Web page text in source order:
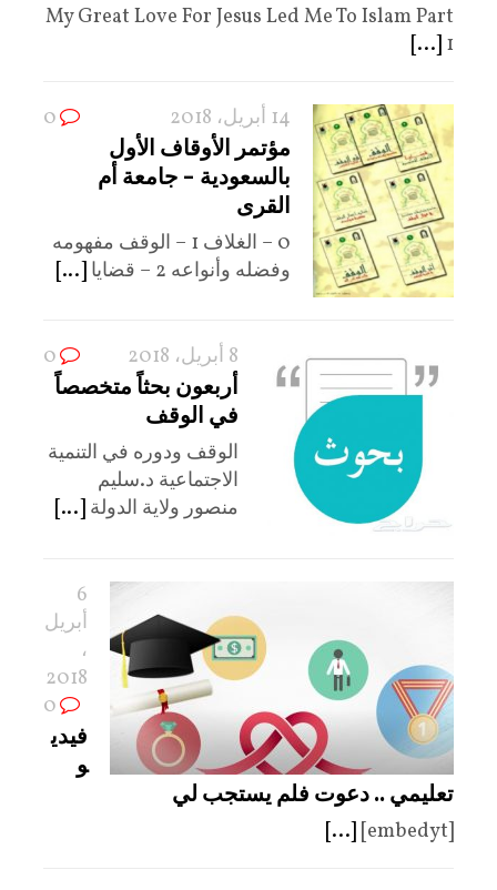
My Great Love For Jesus Led Me To Islam Part
1
[...]
14 أبريل، 2018 0
مؤتمر الأوقاف الأول
بالسعودية – جامعة أم
القرى
0 – الغلاف 1 – الوقف مفهومه
وفضله وأنواعه 2 – قضايا
[...]
8 أبريل، 2018 0
أربعون بحثاً متخصصاً
في الوقف
الوقف ودوره في التنمية
الاجتماعية د.سليم
منصور ولاية الدولة [...]
6
أبريل
،
2018
0
فيدي
و
تعليمي .. دعوت فلم يستجب لي
[embedyt]
[...]